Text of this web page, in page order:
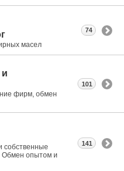
масел
74
фирм, обмен
101
собственные
Обмен опытом и
141